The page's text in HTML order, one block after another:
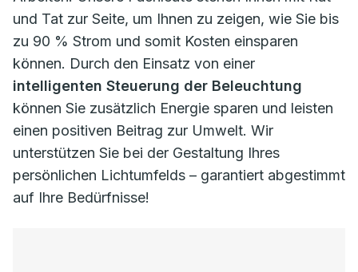
und Tat zur Seite, um Ihnen zu zeigen, wie Sie bis
zu 90 % Strom und somit Kosten einsparen
können. Durch den Einsatz von einer
intelligenten Steuerung der Beleuchtung
können Sie zusätzlich Energie sparen und leisten
einen positiven Beitrag zur Umwelt. Wir
unterstützen Sie bei der Gestaltung Ihres
persönlichen Lichtumfelds – garantiert abgestimmt
auf Ihre Bedürfnisse!